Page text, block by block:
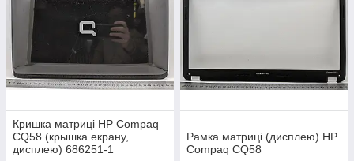
Кришка матриці HP Compaq
CQ58 (крышка екрану,
дисплею) 686251-1
Рамка матриці (дисплею) HP
Compaq CQ58